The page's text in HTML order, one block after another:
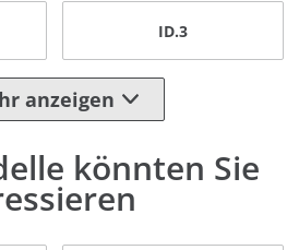
ID.3
anzeigen
könnten Sie